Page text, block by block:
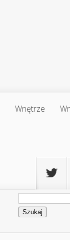
Wnętrze
Szukaj: